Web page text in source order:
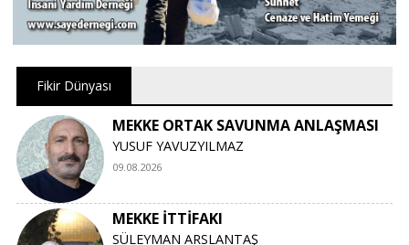
Fikir Dünyası
MEKKE ORTAK SAVUNMA ANLAŞMASI
YUSUF YAVUZYILMAZ
09.08.2026
MEKKE İTTİFAKI
SÜLEYMAN ARSLANTAŞ